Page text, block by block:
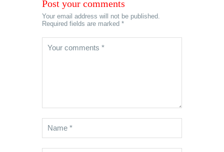
Post your comments
Your email address will not be published.
Required fields are marked *